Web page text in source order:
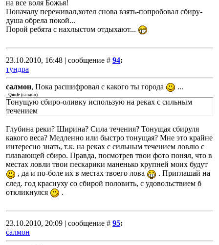
на все воля Божья!
Поначалу переживал,хотел снова взять-попробовал сбиру-
душа обрела покой...
Порой ребята с нахлыстом отдыхают...
23.10.2010, 16:48 | сообщение # 94:
тундра
салмон, Пока расшифровал с какого ты города ...
Quote (салмон)
Тонущую сбиро-оливку использую на реках с сильным
течением
Глубина реки? Ширина? Сила течения? Тонущая сбируля
какого веса? Медленно или быстро тонущая? Мне это крайне
интересно знать, т.к. на реках с сильным течением ловлю с
плавающей сбиро. Правда, посмотрев твои фото понял, что в
местах ловли твои пескарики маненько крупней моих будут
, да и по-боле их в местах твоего лова
. Приглашай на
след. год краснуху со сбирой половить, с удовольствием б
откликнулся
.
23.10.2010, 20:09 | сообщение # 95:
салмон